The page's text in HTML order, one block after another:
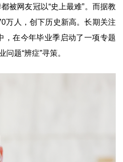
被网友冠以“史上最难”。而据教
万人，创下历史新高。长期关注
，在今年毕业季启动了一项专题
题“辨症”寻策。